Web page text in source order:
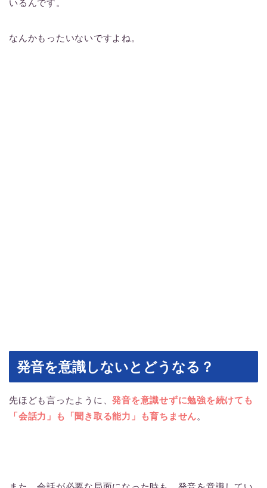
いるんです。
なんかもったいないですよね。
発音を意識しないとどうなる？
先ほども言ったように、発音を意識せずに勉強を続けても
「会話力」も「聞き取る能力」も育ちません。